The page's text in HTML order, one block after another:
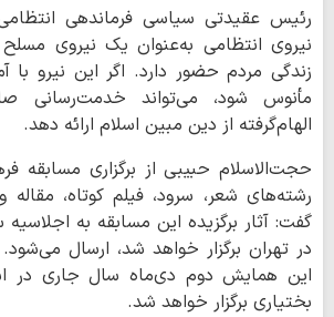
رئیس عقیدتی سیاسی فرماندهی
نیروی انتظامی به‌عنوان یک نیروی
زندگی مردم حضور دارد. اگر این نیرو با
مأنوس شود، می‌تواند خدمت‌رسانی
الهام‌گرفته از دین مبین اسلام ارائه دهد.
حجت‌الاسلام حبیبی از برگزاری مسابقه
رشته‌های شعر، سرود، فیلم کوتاه،
گفت: آثار برگزیده این مسابقه به
در تهران برگزار خواهد شد، ارسال
این همایش دوم دی‌ماه سال جاری در
بختیاری برگزار خواهد شد.